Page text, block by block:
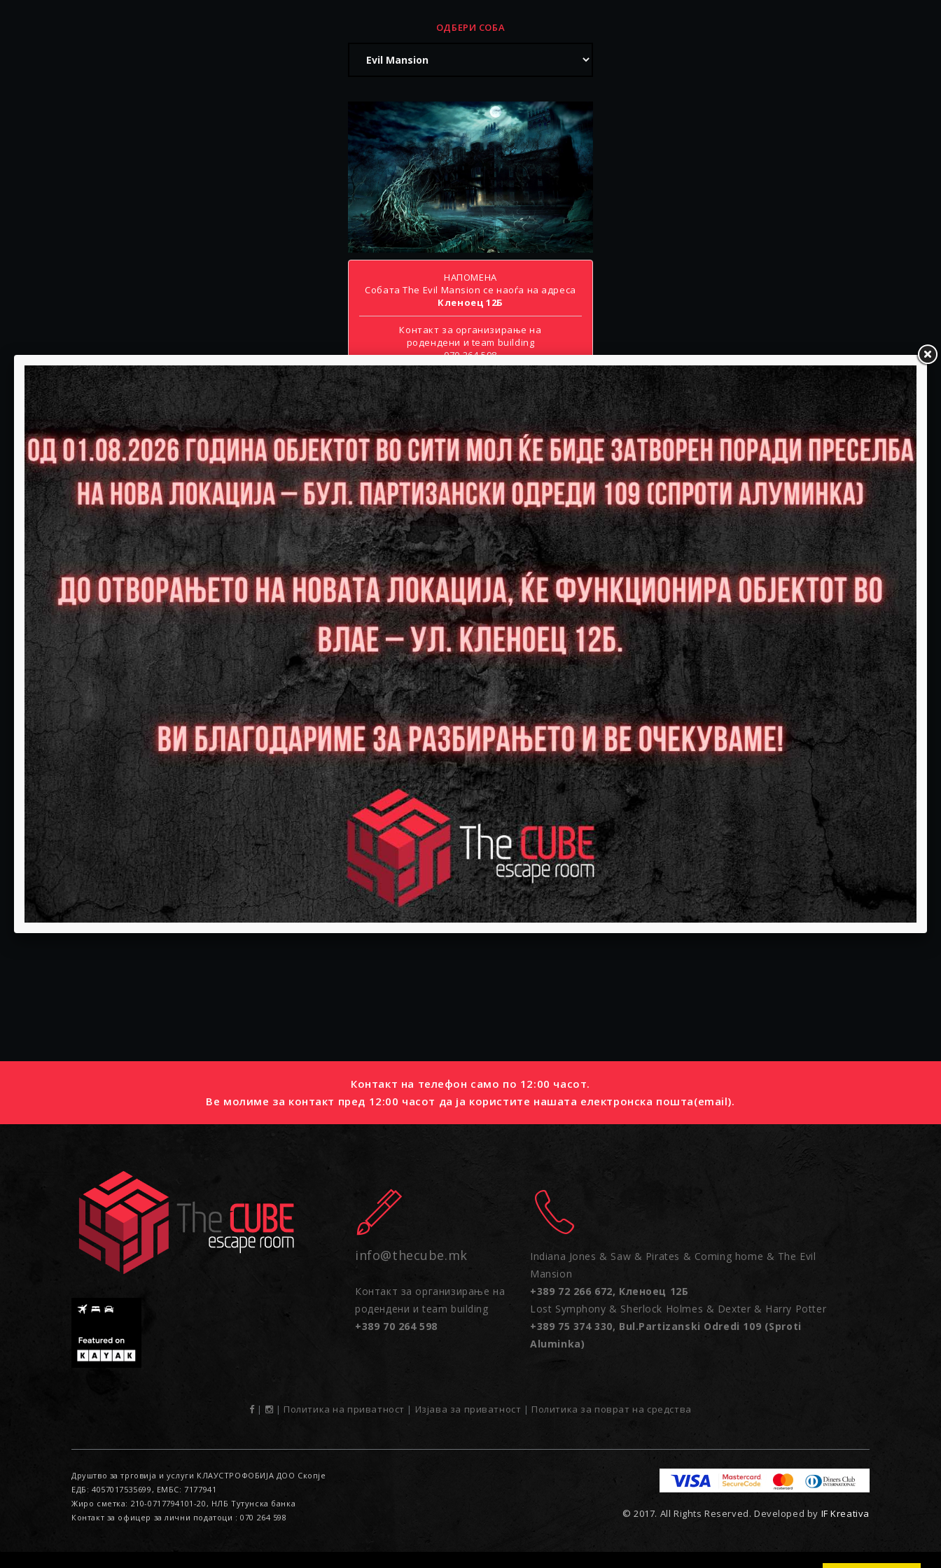
ОДБЕРИ СОБА
НАПОМЕНА
Собата The Evil Mansion се наоѓа на адреса
Кленоец 12Б
Контакт за организирање на
родендени и team building
070 264 598
ФЕВРУАРИ 2026
НЕДЕЛА ПОНЕДЕЛНИК ВТОРНИК СРЕДА ЧЕТВРТОК ПЕТОК САБОТА
01
Слободни:0
РЕЗЕРВИРАЈ
02
Слободни:0
РЕЗЕРВИРАЈ
03
Слободни:0
РЕЗЕРВИРАЈ
04
Слободни:0
РЕЗЕРВИРАЈ
05
Слободни:0
РЕЗЕРВИРАЈ
06
Слободни:0
РЕЗЕРВИРАЈ
07
Слободни:0
РЕЗЕРВИРАЈ
08
Слободни:0
РЕЗЕРВИРАЈ
09
Слободни:0
РЕЗЕРВИРАЈ
10
Слободни:0
РЕЗЕРВИРАЈ
11
Слободни:0
РЕЗЕРВИРАЈ
12
Слободни:0
РЕЗЕРВИРАЈ
13
Слободни:0
РЕЗЕРВИРАЈ
14
Слободни:0
РЕЗЕРВИРАЈ
15
Слободни:0
РЕЗЕРВИРАЈ
16
Слободни:0
РЕЗЕРВИРАЈ
17
Слободни:0
РЕЗЕРВИРАЈ
18
Слободни:0
РЕЗЕРВИРАЈ
19
Слободни:0
РЕЗЕРВИРАЈ
20
Слободни:0
РЕЗЕРВИРАЈ
21
Слободни:0
РЕЗЕРВИРАЈ
22
Слободни:0
РЕЗЕРВИРАЈ
23
Слободни:0
РЕЗЕРВИРАЈ
24
Слободни:0
РЕЗЕРВИРАЈ
25
Слободни:0
РЕЗЕРВИРАЈ
26
Слободни:0
РЕЗЕРВИРАЈ
27
Слободни:0
РЕЗЕРВИРАЈ
28
Слободни:0
РЕЗЕРВИРАЈ
Контакт на телефон само по 12:00 часот.
Ве молиме за контакт пред 12:00 часот да ја користите нашата електронска пошта(email).
info@thecube.mk
Контакт за организирање на
родендени и team building
+389 70 264 598
Indiana Jones & Saw & Pirates & Coming home & The Evil
Mansion
+389 72 266 672, Кленоец 12Б
Lost Symphony & Sherlock Holmes & Dexter & Harry Potter
+389 75 374 330, Bul.Partizanski Odredi 109 (Sproti
Aluminka)
| | Политика на приватност | Изјава за приватност | Политика за поврат на средства
Друштво за трговија и услуги КЛАУСТРОФОБИЈА ДОО Скопје
ЕДБ: 4057017535699, ЕМБС: 7177941
Жиро сметка: 210-0717794101-20, НЛБ Тутунска банка
Контакт за офицер за лични податоци : 070 264 598
© 2017. All Rights Reserved. Developed by IF Kreativa